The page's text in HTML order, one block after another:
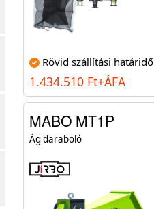
Rövid szállítási határidő
1.434.510 Ft+ÁFA
MABO MT1P
Ág daraboló